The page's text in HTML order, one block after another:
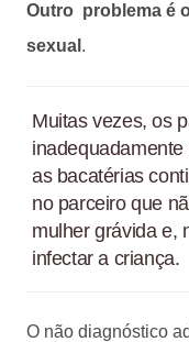
Outro problema é
sexual .
Muitas vezes, os
as bacatérias
no parceiro que
mulher grávida e,
infectar a criança.
O não diagnóstico